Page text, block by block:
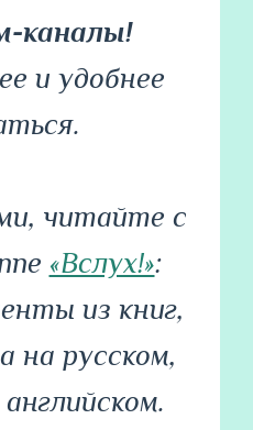
каналы!
и удобнее
читайте с
«Вслух!»:
из книг,
на русском,